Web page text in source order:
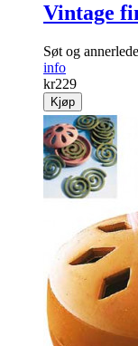
Vintage
Søt og
info
kr229
Kjøp